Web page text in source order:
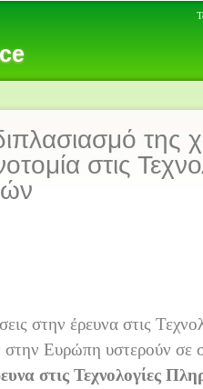
της
στις
στις Τεχνολογίες